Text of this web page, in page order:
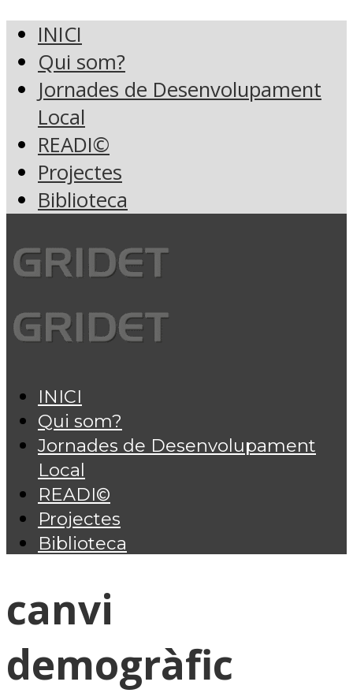
INICI
Qui som?
Jornades de Desenvolupament
Local
READI©
Projectes
Biblioteca
INICI
Qui som?
Jornades de Desenvolupament
Local
READI©
Projectes
Biblioteca
canvi
demogràfic